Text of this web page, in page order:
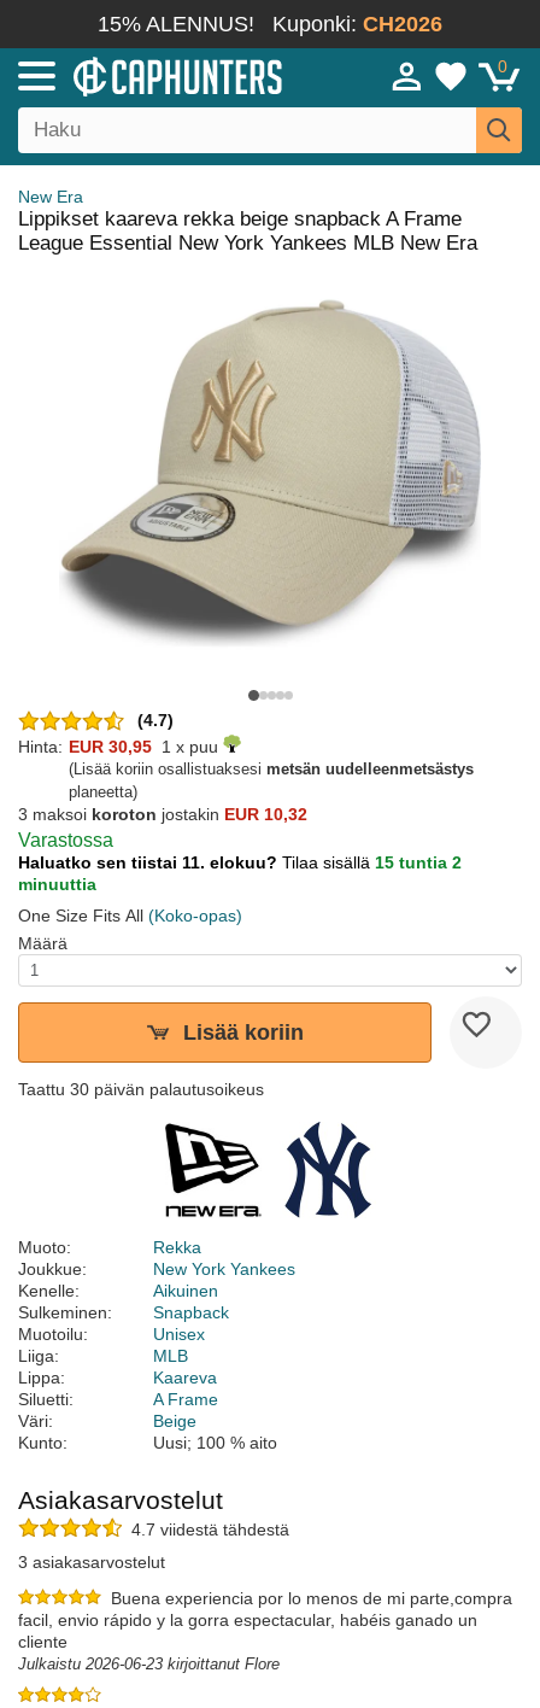
15% ALENNUS! Kuponki: CH2026
0
New Era
Lippikset kaareva rekka beige snapback A Frame
League Essential New York Yankees MLB New Era
(4.7)
Hinta: EUR 30,95 1 x puu
(Lisää koriin osallistuaksesi metsän uudelleenmetsästys
planeetta)
3 maksoi koroton jostakin EUR 10,32
Varastossa
Haluatko sen tiistai 11. elokuu? Tilaa sisällä 15 tuntia 2
minuuttia
One Size Fits All (Koko-opas)
Määrä
Lisää koriin
Taattu 30 päivän palautusoikeus
Muoto:
Rekka
Joukkue:
New York Yankees
Kenelle:
Aikuinen
Sulkeminen:
Snapback
Muotoilu:
Unisex
Liiga:
MLB
Lippa:
Kaareva
Siluetti:
A Frame
Väri:
Beige
Kunto:
Uusi; 100 % aito
Asiakasarvostelut
4.7 viidestä tähdestä
3 asiakasarvostelut
Buena experiencia por lo menos de mi parte,compra
facil, envio rápido y la gorra espectacular, habéis ganado un
cliente
Julkaistu 2026-06-23 kirjoittanut Flore